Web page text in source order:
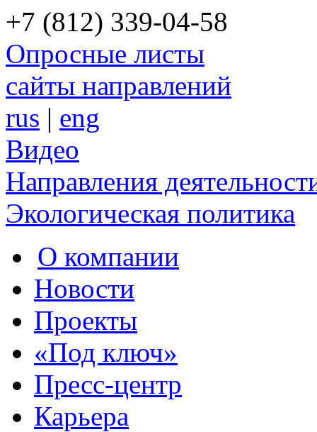
+7 (812) 339-04-58
Опросные листы
сайты направлений
rus | eng
Видео
Направления
Экологическая политика
О компании
Новости
Проекты
«Под ключ»
Пресс-центр
Карьера